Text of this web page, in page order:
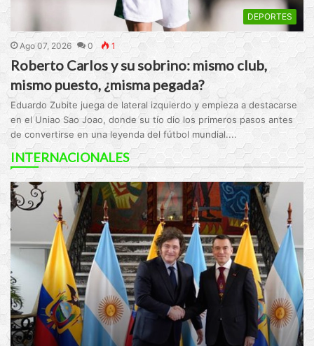
DEPORTES
Ago 07, 2026 0 1
Roberto Carlos y su sobrino: mismo club,
mismo puesto, ¿misma pegada?
Eduardo Zubite juega de lateral izquierdo y empieza a destacarse
en el Uniao Sao Joao, donde su tío dio los primeros pasos antes
de convertirse en una leyenda del fútbol mundial....
INTERNACIONALES